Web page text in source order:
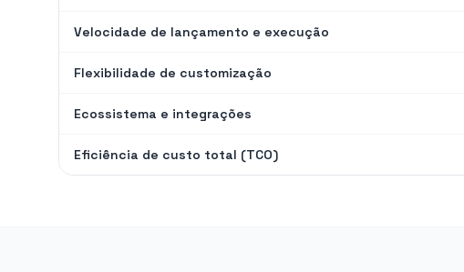
Velocidade de lançamento e execução
Flexibilidade de customização
Ecossistema e integrações
Eficiência de custo total (TCO)